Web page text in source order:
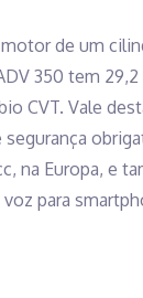
de um
350 tem
CVT. Vale
segurança
na Europa, e
para